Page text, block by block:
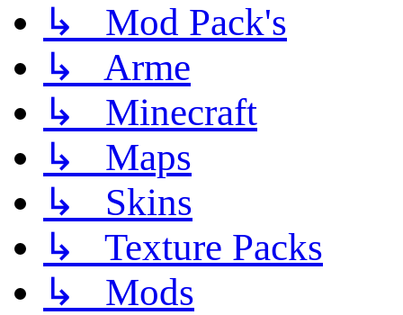
↳ Mod Pack's
↳ Arme
↳ Minecraft
↳ Maps
↳ Skins
↳ Texture Packs
↳ Mods